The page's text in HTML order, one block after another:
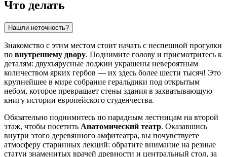
Что делать
Нашли неточность?
Знакомство с этим местом стоит начать с неспешной прогулки
по внутреннему двору. Поднимите голову и присмотритесь к
деталям: двухъярусные лоджии украшены невероятным
количеством ярких гербов — их здесь более шести тысяч! Это
крупнейшее в мире собрание геральдики под открытым
небом, которое превращает стены здания в захватывающую
книгу истории европейского студенчества.
Обязательно поднимитесь по парадным лестницам на второй
этаж, чтобы посетить Анатомический театр. Оказавшись
внутри этого деревянного амфитеатра, вы почувствуете
атмосферу старинных лекций: обратите внимание на резные
статуи знаменитых врачей древности и центральный стол, за